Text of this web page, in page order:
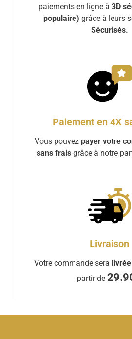
paiements en ligne à 3D
populaire) grâce à leurs
Sécurisés.
Paiement en 4X
Vous pouvez payer votre
sans frais grâce à notre
Livraison
Votre commande sera
partir de